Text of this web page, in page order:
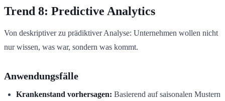
Trend 8: Predictive Analytics
Von deskriptiver zu prädiktiver Analyse: Unternehmen wollen nicht
nur wissen, was war, sondern was kommt.
Anwendungsfälle
Krankenstand vorhersagen: Basierend auf saisonalen Mustern